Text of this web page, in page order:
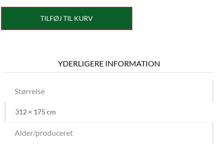
TILFØJ TIL KURV
YDERLIGERE INFORMATION
Størrelse
312 × 175 cm
Alder/produceret